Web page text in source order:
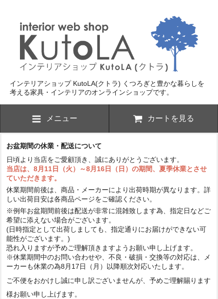
インテリアショップ KutoLA(クトラ) くつろぎと豊かな暮らしを
考える家具・インテリアのオンラインショップです。
メニュー カートを見る
お盆期間の休業・配送について
日頃より当店をご愛顧頂き、誠にありがとうございます。
当店は、8月11日（火）～8月16日（日）の期間、夏季休業とさせ
ていただきます。
休業期間前後は、商品・メーカーにより出荷時期が異なります。詳
しい出荷目安は各商品ページをご確認ください。
※例年お盆期間前後は配送が非常に混雑致します為、指定日などご
希望に添えない場合がございます。
(日時指定として出荷しましても、指定通りにお届けができない可
能性がございます。)
恐れ入りますが予めご理解頂きますようお願い申し上げます。
※休業期間中のお問い合わせや、不良・破損・交換等の対応は、メ
ーカーも休業の為8月17日（月）以降順次対応いたします。
ご不便をおかけし誠に申し訳ございませんが、予めご理解賜ります
様お願い申し上げます。